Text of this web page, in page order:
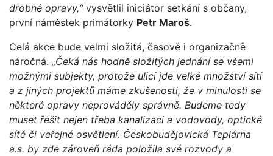
drobné opravy,“vysvětlil iniciátor setkání s občany,
první náměstek primátorky Petr Maroš.
Celá akce bude velmi složitá, časově i organizačně
náročná. „Čeká nás hodně složitých jednání se všemi
možnými subjekty, protože ulicí jde velké množství sítí
a z jiných projektů máme zkušenosti, že v minulosti se
některé opravy neprováděly správně. Budeme tedy
muset řešit nejen třeba kanalizaci a vodovody, optické
sítě či veřejné osvětlení. Českobudějovická Teplárna
a.s. by zde zároveň ráda položila své rozvody a